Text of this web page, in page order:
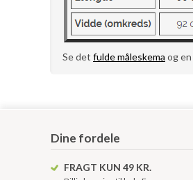
Se det fulde måleskema og en
Dine fordele
FRAGT KUN 49 KR.